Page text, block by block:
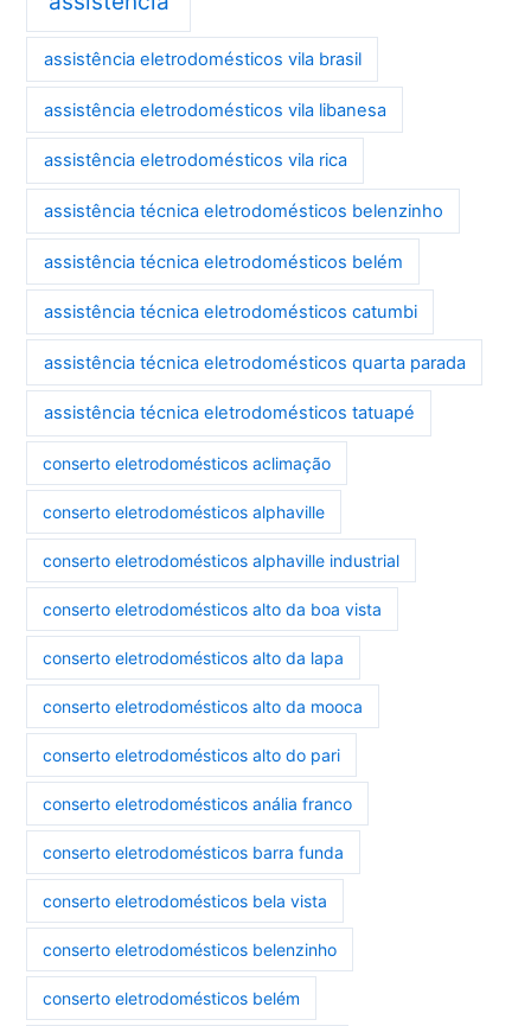
assistência eletrodomésticos vila brasil
assistência eletrodomésticos vila libanesa
assistência eletrodomésticos vila rica
assistência técnica eletrodomésticos belenzinho
assistência técnica eletrodomésticos belém
assistência técnica eletrodomésticos catumbi
assistência técnica eletrodomésticos quarta parada
assistência técnica eletrodomésticos tatuapé
conserto eletrodomésticos aclimação
conserto eletrodomésticos alphaville
conserto eletrodomésticos alphaville industrial
conserto eletrodomésticos alto da boa vista
conserto eletrodomésticos alto da lapa
conserto eletrodomésticos alto da mooca
conserto eletrodomésticos alto do pari
conserto eletrodomésticos anália franco
conserto eletrodomésticos barra funda
conserto eletrodomésticos bela vista
conserto eletrodomésticos belenzinho
conserto eletrodomésticos belém